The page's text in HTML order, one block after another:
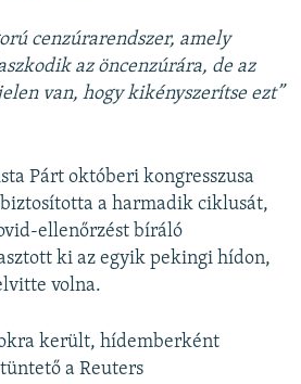
cenzúrarendszer, amely
az öncenzúrára, de az
van, hogy kikényszerítse ezt”
Párt októberi kongresszusa
a harmadik ciklusát,
ellenőrzést bíráló
ki az egyik pekingi hídon,
volna.
került, hídemberként
a Reuters